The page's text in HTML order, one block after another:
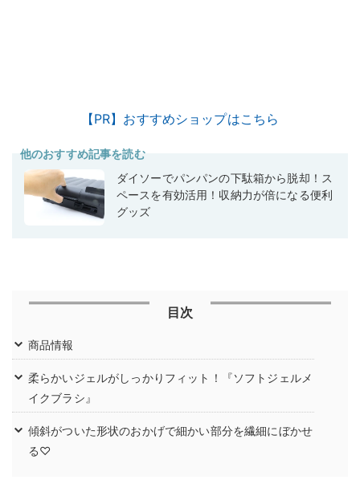
【PR】おすすめショップはこちら
他のおすすめ記事を読む
ダイソーでパンパンの下駄箱から脱却！ス
ペースを有効活用！収納力が倍になる便利
グッズ
目次
商品情報
柔らかいジェルがしっかりフィット！『ソフトジェルメ
イクブラシ』
傾斜がついた形状のおかげで細かい部分を繊細にぼかせ
る♡